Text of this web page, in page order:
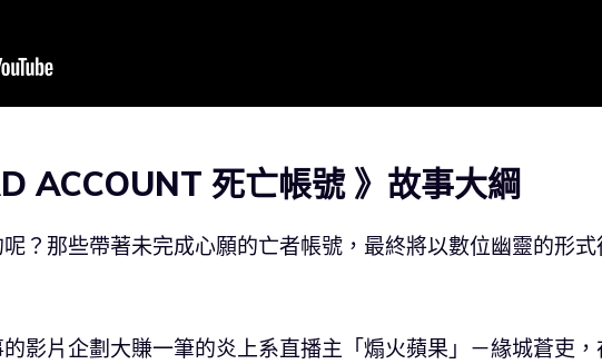
ACCOUNT 死亡帳號 》故事大綱
？那些帶著未完成心願的亡者帳號，最終將以數位幽靈的形式
影片企劃大賺一筆的炎上系直播主「煽火蘋果」－緣城蒼吏，